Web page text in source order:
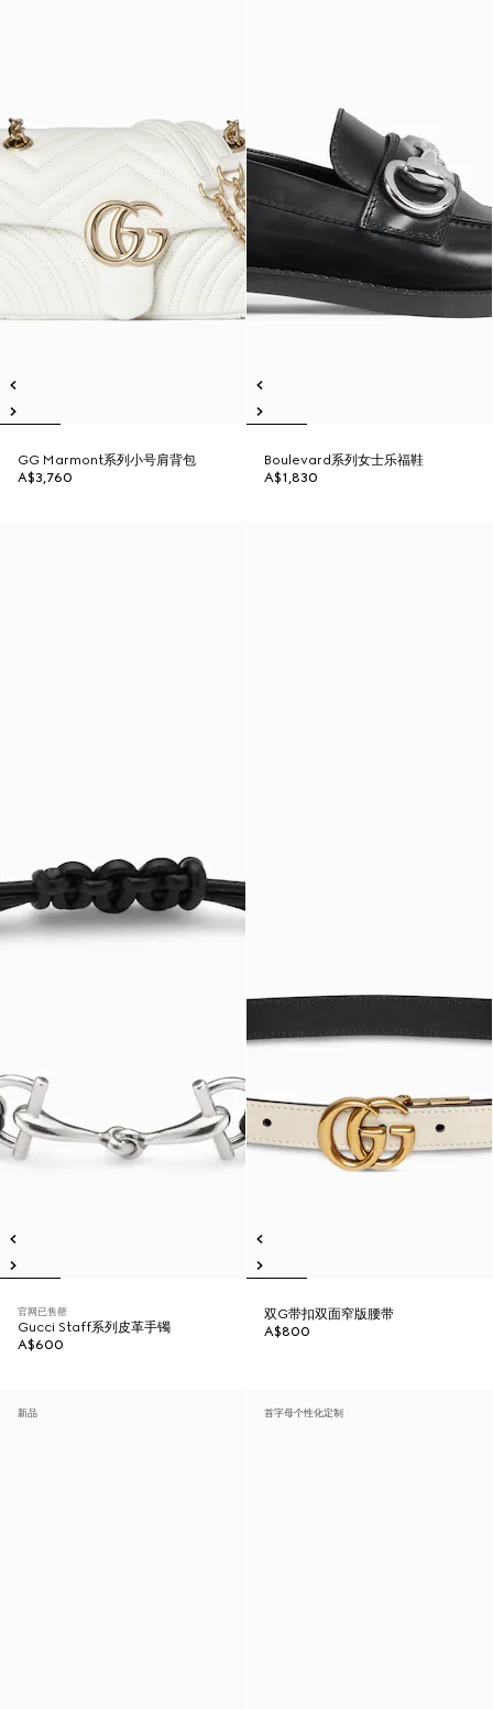
GG Marmont系列小号肩背包
A$3,760
Boulevard系列女士乐福鞋
A$1,830
官网已售罄
Gucci Staff系列皮革手镯
A$600
双G带扣双面窄版腰带
A$800
新品 首字母个性化定制